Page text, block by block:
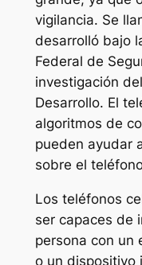
vigilancia. Se
desarrolló bajo
Federal de
investigación
Desarrollo. El
algoritmos de
pueden ayudar
sobre el
Los teléfonos
ser capaces de
persona con un
o un dispositivo